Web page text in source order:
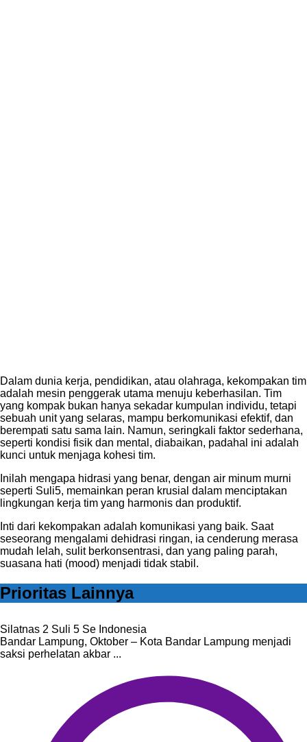
Dalam dunia kerja, pendidikan, atau olahraga, kekompakan tim
adalah mesin penggerak utama menuju keberhasilan. Tim
yang kompak bukan hanya sekadar kumpulan individu, tetapi
sebuah unit yang selaras, mampu berkomunikasi efektif, dan
berempati satu sama lain. Namun, seringkali faktor sederhana,
seperti kondisi fisik dan mental, diabaikan, padahal ini adalah
kunci untuk menjaga kohesi tim.
Inilah mengapa hidrasi yang benar, dengan air minum murni
seperti Suli5, memainkan peran krusial dalam menciptakan
lingkungan kerja tim yang harmonis dan produktif.
Inti dari kekompakan adalah komunikasi yang baik. Saat
seseorang mengalami dehidrasi ringan, ia cenderung merasa
mudah lelah, sulit berkonsentrasi, dan yang paling parah,
suasana hati (mood) menjadi tidak stabil.
Prioritas Lainnya
Silatnas 2 Suli 5 Se Indonesia
Bandar Lampung, Oktober – Kota Bandar Lampung menjadi
saksi perhelatan akbar ...